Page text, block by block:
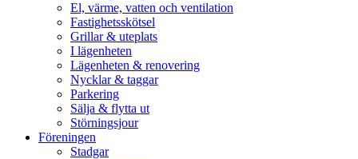
El, värme, vatten och ventilation
Fastighetsskötsel
Grillar & uteplats
I lägenheten
Lägenheten & renovering
Nycklar & taggar
Parkering
Sälja & flytta ut
Störningsjour
Föreningen
Stadgar